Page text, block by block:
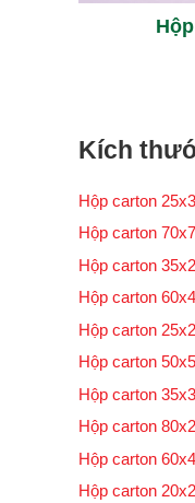
Kích
Hộp carton
Hộp carton
Hộp carton
Hộp carton
Hộp carton
Hộp carton
Hộp carton
Hộp carton
Hộp carton
Hộp carton